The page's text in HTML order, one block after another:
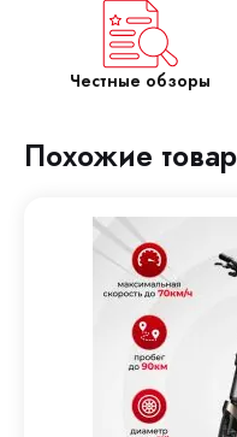
Честные обзоры
Похожие